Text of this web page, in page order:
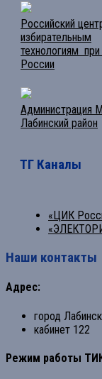
Российский
избирательным
технологиям
России
Администрация
Лабинский район
ТГ Каналы
«ЦИК
Наши контакты
Адрес:
город
кабинет 122
Режим работы